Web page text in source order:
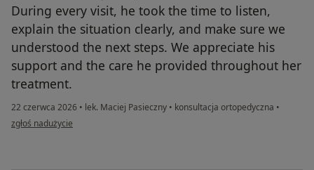
During every visit, he took the time to listen,
explain the situation clearly, and make sure we
understood the next steps. We appreciate his
support and the care he provided throughout her
treatment.
22 czerwca 2026 • lek. Maciej Pasieczny • konsultacja ortopedyczna •
w opinii użytkownika M A
zgłoś nadużycie